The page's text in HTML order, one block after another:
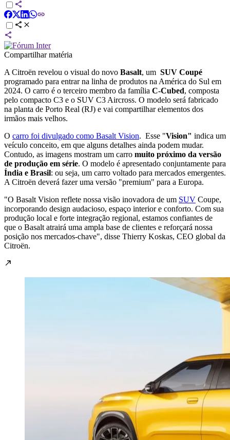
Compartilhar matéria
A Citroën revelou o visual do novo Basalt, um SUV Coupé
programado para entrar na linha de produtos na América do Sul em
2024. O carro é o terceiro membro da família C-Cubed, composta
pelo compacto C3 e o SUV C3 Aircross. O modelo será fabricado
na planta de Porto Real (RJ) e vai compartilhar elementos dos
irmãos mais velhos.
O carro foi divulgado como Basalt Vision. Esse "Vision" indica um
veículo conceito, em que alguns detalhes ainda podem mudar.
Contudo, as imagens mostram um carro muito próximo da versão
de produção em série. O modelo é apresentado conjuntamente para
Índia e Brasil: ou seja, um carro voltado para mercados emergentes.
A Citroën deverá fazer uma versão "premium" para a Europa.
"O Basalt Vision reflete nossa visão inovadora de um SUV Coupe,
incorporando design audacioso, espaço interior e conforto. Com sua
produção local e forte integração regional, estamos confiantes de
que o Basalt atrairá uma ampla base de clientes e reforçará nossa
posição nos mercados-chave", disse Thierry Koskas, CEO global da
Citroën.